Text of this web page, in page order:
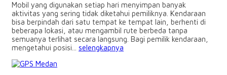
Mobil yang digunakan setiap hari menyimpan banyak
aktivitas yang sering tidak diketahui pemiliknya. Kendaraan
bisa berpindah dari satu tempat ke tempat lain, berhenti di
beberapa lokasi, atau mengambil rute berbeda tanpa
semuanya terlihat secara langsung. Bagi pemilik kendaraan,
mengetahui posisi... selengkapnya